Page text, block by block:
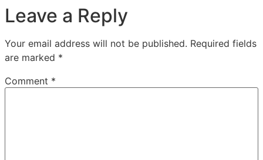
Leave a Reply
Your email address will not be published. Required fields
are marked *
Comment *